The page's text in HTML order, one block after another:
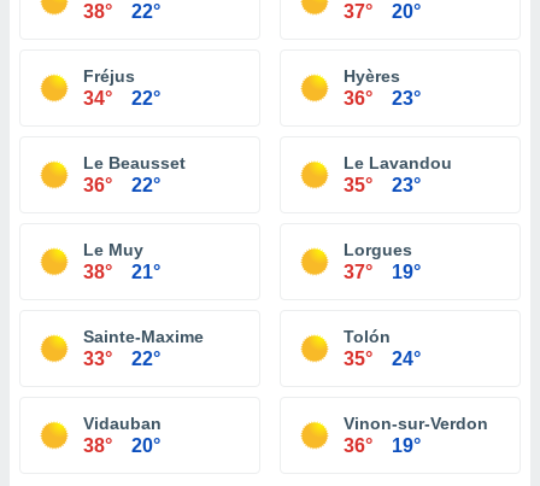
38° 22° 37° 20°
Fréjus
34° 22°
Hyères
36° 23°
Le Beausset
36° 22°
Le Lavandou
35° 23°
Le Muy
38° 21°
Lorgues
37° 19°
Sainte-Maxime
33° 22°
Tolón
35° 24°
Vidauban
38° 20°
Vinon-sur-Verdon
36° 19°